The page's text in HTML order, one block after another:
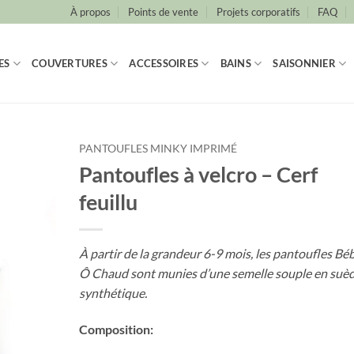
À propos Points de vente Projets corporatifs FAQ
COUVERTURES ACCESSOIRES BAINS SAISONNIER
PANTOUFLES MINKY IMPRIMÉ
Pantoufles à velcro – Cerf
feuillu
À partir de la grandeur 6-9 mois, les pantoufles
Ô Chaud sont munies d’une semelle souple en
synthétique.
Composition: